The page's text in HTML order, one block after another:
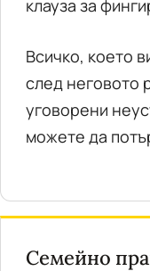
клауза за
Всичко, което
след неговото
уговорени
можете да
Семейно